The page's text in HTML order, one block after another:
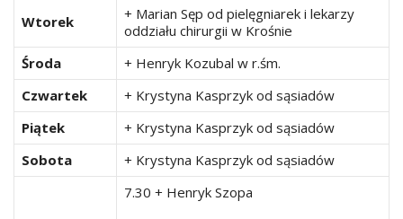
Wtorek
+ Marian Sęp od pielęgniarek i lekarzy
oddziału chirurgii w Krośnie
Środa
+ Henryk Kozubal w r.śm.
Czwartek
+ Krystyna Kasprzyk od sąsiadów
Piątek
+ Krystyna Kasprzyk od sąsiadów
Sobota
+ Krystyna Kasprzyk od sąsiadów
7.30 + Henryk Szopa